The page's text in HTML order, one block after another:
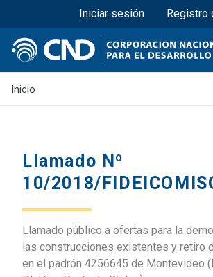
Pasar
al
contenido
principal
Menú superior
Iniciar sesión Registro
Inicio
Llamado Nº
10/2018/
Llamado público a ofertas para la
las construcciones existentes y retiro
en el padrón 4256645 de Montevideo